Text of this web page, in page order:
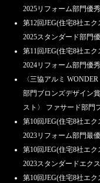
2025リフォーム部門優
第12回JEG(住宅8社エ
2025スタンダード部門
第11回JEG(住宅8社エ
2024リフォーム部門優
〈三協アルミ
部門ブロンズデザイン
スト〉 ファサード部門
第10回JEG(住宅8社エ
2023リフォーム部門最
第10回JEG(住宅8社エ
2023スタンダードエク
第10回JEG(住宅8社エ